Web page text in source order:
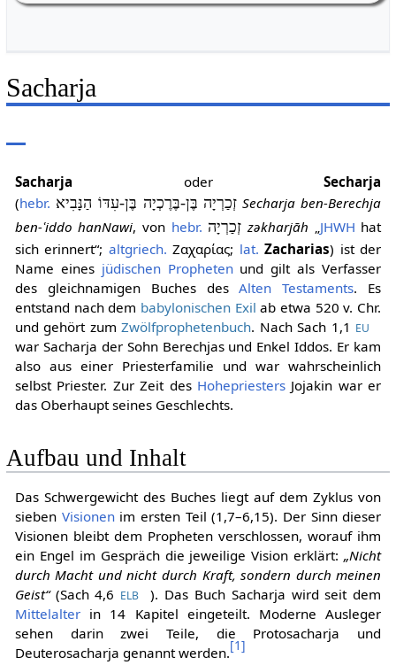
Weiherstr. 16
Sacharja
SacharjaoderSecharja
(hebr. זְכַרְיָה בֶּן-בֶּרֶכְיָה בֶּן-עִדּוֹ הַנָּבִיא
Secharja ben-Berechja
ben-ʿiddo hanNawi, von hebr. זְכַרְיָה zəkharjāh„JHWHhat
sich erinnert“;altgriech. Ζαχαρίας; lat. Zacharias) ist der
Name einesjüdischen Propheten und gilt als Verfasser
des gleichnamigen Buches desAlten Testaments . Es
entstand nach dembabylonischen Exil ab etwa 520 v. Chr.
und gehört zumZwölfprophetenbuch . NachSach1,1EU
war Sacharja der Sohn Berechjas und Enkel Iddos. Er kam
also aus einer Priesterfamilie und war wahrscheinlich
selbst Priester. Zur Zeit desHohepriesters
Aufbau und Inhalt
Das Schwergewicht des Buches liegt auf dem Zyklus von
siebenVisionenim ersten Teil (1,7–6,15). Der Sinn dieser
Visionen bleibt dem Propheten verschlossen, worauf ihm
ein Engel im Gespräch die jeweilige Vision erklärt:„Nicht
durch Macht und nicht durch Kraft, sondern durch meinen
Geist“(Sach 4,6ELB
). Das Buch Sacharja wird seit dem
Mittelalterin 14 Kapitel eingeteilt. Moderne Ausleger
sehen darin zwei Teile, die Protosacharja und